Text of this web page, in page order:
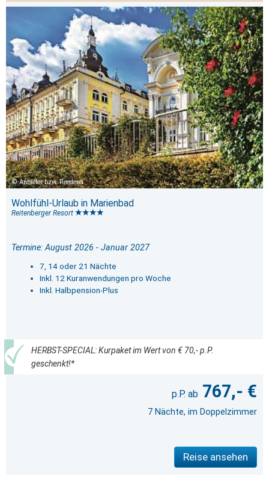
Anbieter bzw. Reederei
Wohlfühl-Urlaub in Marienbad
Reitenberger Resort
Termine: August 2026 - Januar 2027
7, 14 oder 21 Nächte
Inkl. 12 Kuranwendungen pro Woche
Inkl. Halbpension-Plus
HERBST-SPECIAL: Kurpaket im Wert von € 70,- p.P.
geschenkt!*
767,- €
7 Nächte, im Doppelzimmer
Reise ansehen